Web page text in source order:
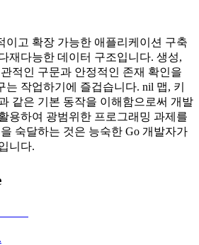
이고 확장 가능한 애플리케이션 구축
재다능한 데이터 구조입니다. 생성,
적인 구문과 안정적인 존재 확인을
는 작업하기에 즐겁습니다. nil 맵, 키
같은 기본 동작을 이해함으로써 개발
용하여 광범위한 프로그래밍 과제를
숙달하는 것은 능숙한 Go 개발자가
니다.